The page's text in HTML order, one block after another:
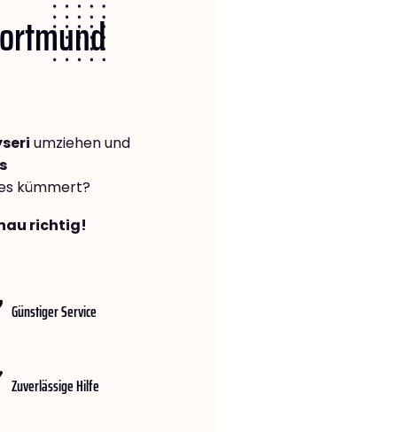
umziehen und
kümmert?
richtig!
Günstiger Service
Zuverlässige Hilfe